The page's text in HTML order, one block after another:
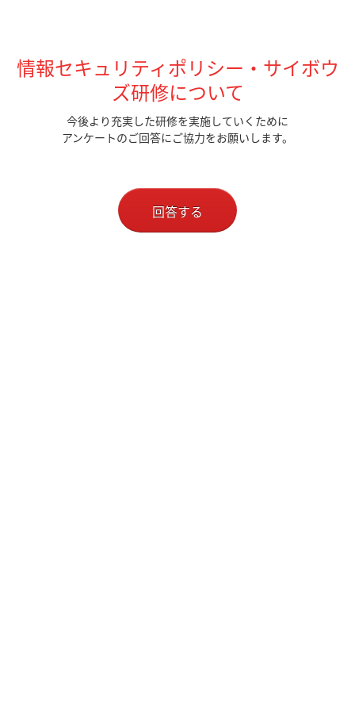
情報セキュリティポリシー・サイボウ
ズ研修について
今後より充実した研修を実施していくために
アンケートのご回答にご協力をお願いします。
回答する